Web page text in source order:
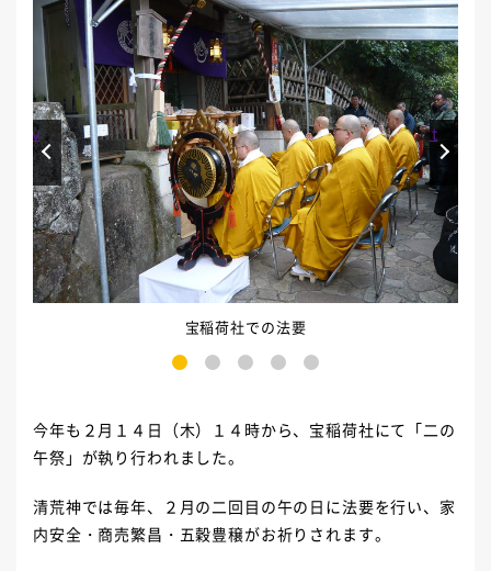
宝稲荷社での法要
3 4 5
Prev Next
今年も２月１４日（木）１４時から、宝稲荷社にて「二の
午祭」が執り行われました。
清荒神では毎年、２月の二回目の午の日に法要を行い、家
内安全・商売繁昌・五穀豊穣がお祈りされます。